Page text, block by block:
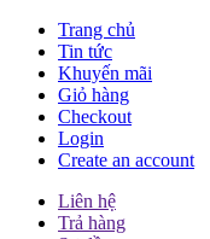
Trang chủ
Tin tức
Khuyến mãi
Giỏ hàng
Checkout
Login
Create an account
Liên hệ
Trả hàng